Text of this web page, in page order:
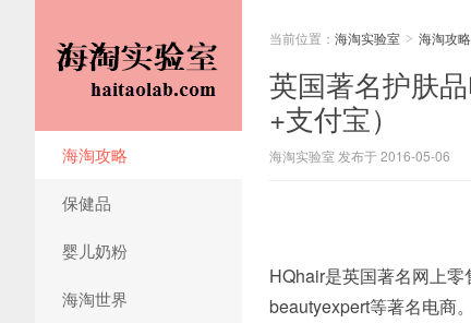
海淘攻略
保健品
婴儿奶粉
海淘世界
当前位置： 海淘实验室 > 海淘攻略
英国著名护肤
+支付宝）
海淘实验室 发布于 2016-05-06
HQhair是英国著名网上零
beautyexpert等著名电商